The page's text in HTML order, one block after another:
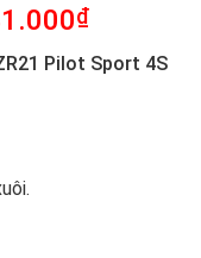
₫Giá
hiện
tại
Pilot Sport 4S